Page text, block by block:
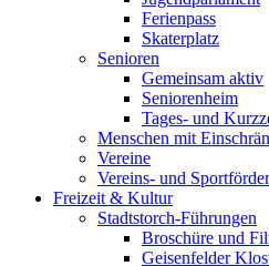
Ferienpass
Skaterplatz
Senioren
Gemeinsam aktiv
Seniorenheim
Tages- und
Menschen mit
Vereine
Vereins- und
Freizeit & Kultur
Stadtstorch-Führungen
Broschüre und
Geisenfelder